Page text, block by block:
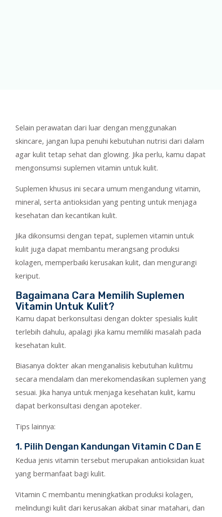
Selain perawatan dari luar dengan menggunakan
skincare, jangan lupa penuhi kebutuhan nutrisi dari dalam
agar kulit tetap sehat dan glowing. Jika perlu, kamu dapat
mengonsumsi suplemen vitamin untuk kulit.
Suplemen khusus ini secara umum mengandung vitamin,
mineral, serta antioksidan yang penting untuk menjaga
kesehatan dan kecantikan kulit.
Jika dikonsumsi dengan tepat, suplemen vitamin untuk
kulit juga dapat membantu merangsang produksi
kolagen, memperbaiki kerusakan kulit, dan mengurangi
keriput.
Bagaimana Cara Memilih Suplemen
Vitamin Untuk Kulit?
Kamu dapat berkonsultasi dengan dokter spesialis kulit
terlebih dahulu, apalagi jika kamu memiliki masalah pada
kesehatan kulit.
Biasanya dokter akan menganalisis kebutuhan kulitmu
secara mendalam dan merekomendasikan suplemen yang
sesuai. Jika hanya untuk menjaga kesehatan kulit, kamu
dapat berkonsultasi dengan apoteker.
Tips lainnya:
1. Pilih Dengan Kandungan Vitamin C Dan E
Kedua jenis vitamin tersebut merupakan antioksidan kuat
yang bermanfaat bagi kulit.
Vitamin C membantu meningkatkan produksi kolagen,
melindungi kulit dari kerusakan akibat sinar matahari, dan